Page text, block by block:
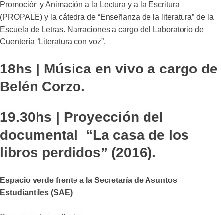
Promoción y Animación a la Lectura y a la Escritura
(PROPALE) y la cátedra de “Enseñanza de la literatura” de la
Escuela de Letras. Narraciones a cargo del Laboratorio de
Cuentería “Literatura con voz”.
18hs | Música en vivo a cargo de
Belén Corzo.
19.30hs | Proyección del
documental “La casa de los
libros perdidos” (2016).
Espacio verde frente a la Secretaría de Asuntos
Estudiantiles (SAE)